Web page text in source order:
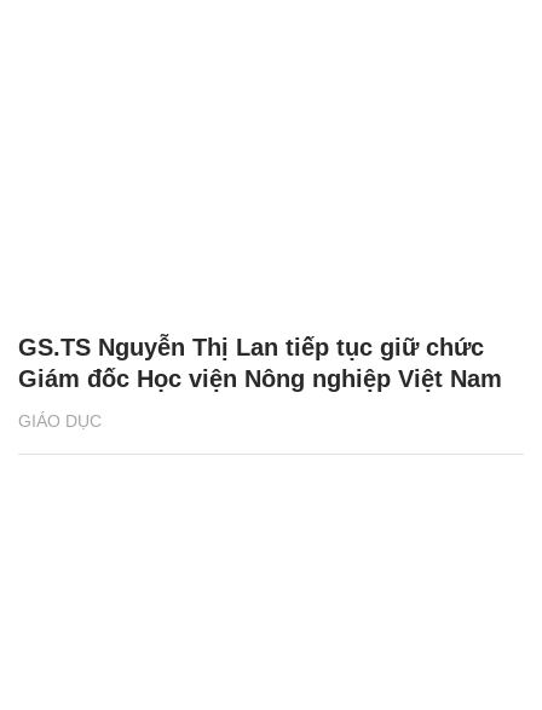
GIÁO DỤC
GS.TS Nguyễn Thị Lan tiếp tục giữ chức
Giám đốc Học viện Nông nghiệp Việt Nam